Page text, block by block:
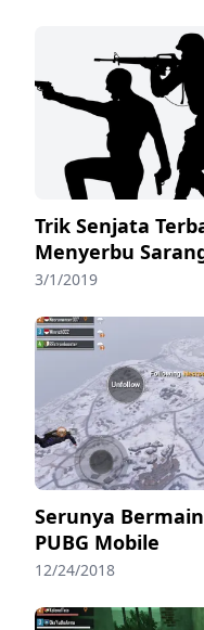
Trik Senjata
Menyerbu
3/1/2019
Serunya
PUBG Mobile
12/24/2018